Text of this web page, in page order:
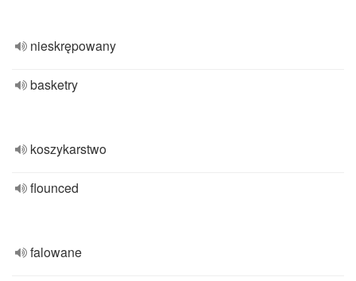
nieskrępowany
basketry
koszykarstwo
flounced
falowane